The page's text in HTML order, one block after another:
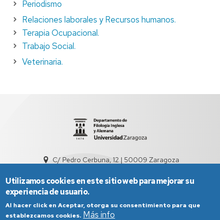
Periodismo
Relaciones laborales y Recursos humanos.
Terapia Ocupacional.
Trabajo Social.
Veterinaria.
C/ Pedro Cerbuna, 12 | 50009 Zaragoza
Utilizamos cookies en este sitio web para mejorar su
experiencia de usuario.
Al hacer click en Aceptar, otorga su consentimiento para que
establezcamos cookies. Más info